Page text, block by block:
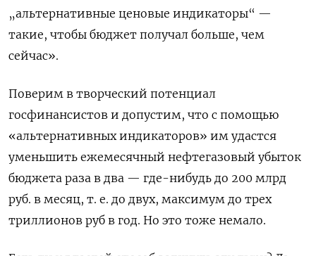
„альтернативные ценовые индикаторы“ —
такие, чтобы бюджет получал больше, чем
сейчас».
Поверим в творческий потенциал
госфинансистов и допустим, что с помощью
«альтернативных индикаторов» им удастся
уменьшить ежемесячный нефтегазовый убыток
бюджета раза в два — где-нибудь до 200 млрд
руб. в месяц, т. е. до двух, максимум до трех
триллионов руб в год. Но это тоже немало.